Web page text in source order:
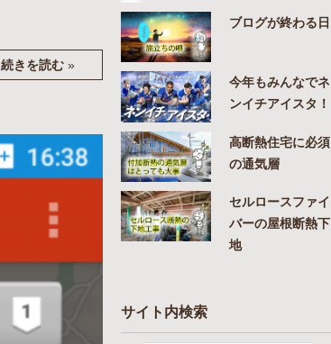
続きを読む »
ブログが終わる日
今年もみんなでネ
ンイチアイスタ！
高断熱住宅に必須
の通気層
セルロースファイ
バーの屋根断熱下
地
サイト内検索